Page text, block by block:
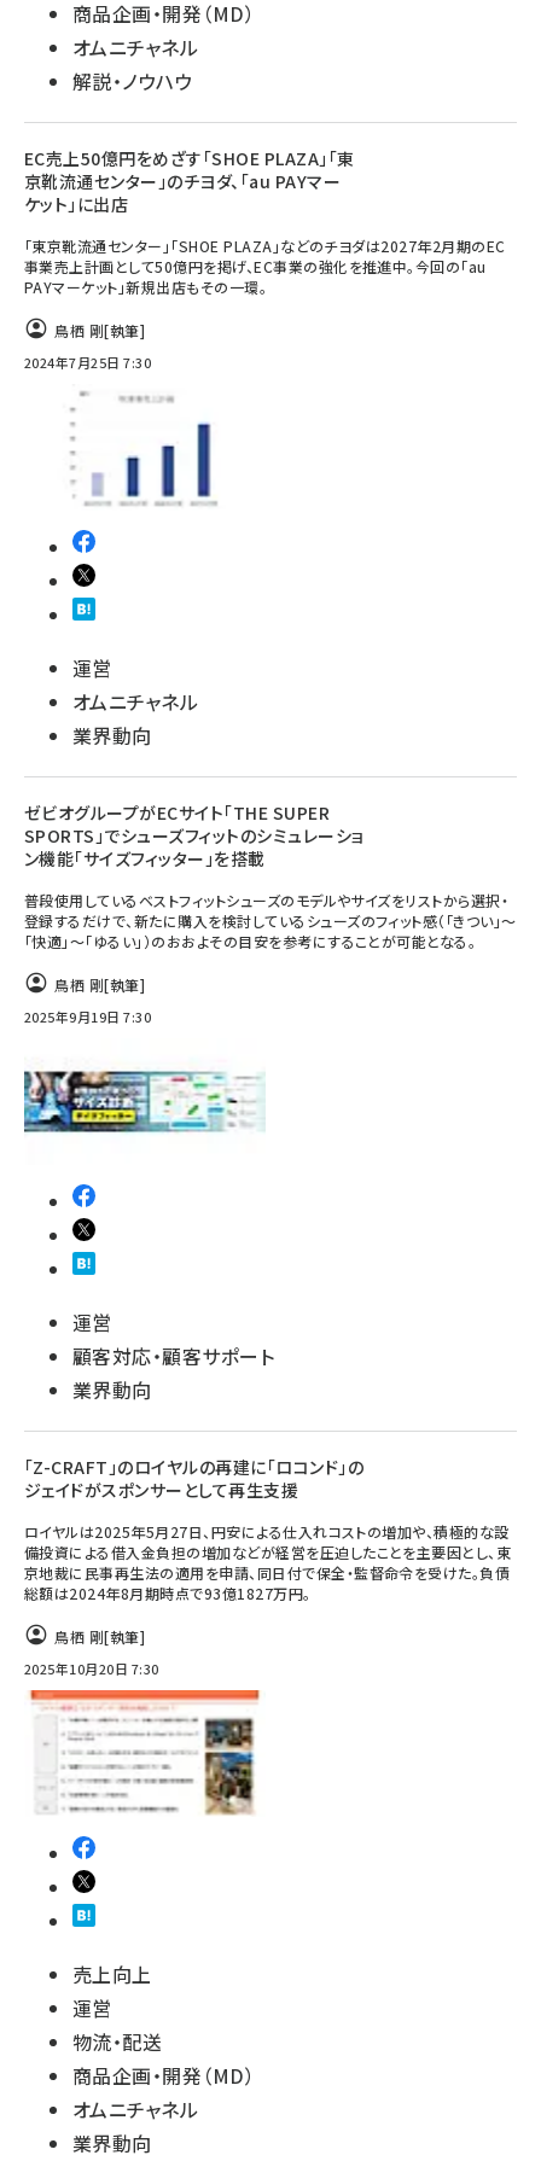
商品企画・開発（MD）
オムニチャネル
解説・ノウハウ
EC売上50億円をめざす「SHOE PLAZA」「東
京靴流通センター」のチヨダ、「au PAYマー
ケット」に出店
「東京靴流通センター」「SHOE PLAZA」などのチヨダは2027年2月期のEC
事業売上計画として50億円を掲げ、EC事業の強化を推進中。今回の「au
PAYマーケット」新規出店もその一環。
鳥栖 剛[執筆]
2024年7月25日 7:30
運営
オムニチャネル
業界動向
ゼビオグループがECサイト「THE SUPER
SPORTS」でシューズフィットのシミュレーショ
ン機能「サイズフィッター」を搭載
普段使用しているベストフィットシューズのモデルやサイズをリストから選択・
登録するだけで、新たに購入を検討しているシューズのフィット感（「きつい」〜
「快適」〜「ゆるい」）のおおよその目安を参考にすることが可能となる。
鳥栖 剛[執筆]
2025年9月19日 7:30
運営
顧客対応・顧客サポート
業界動向
「Z-CRAFT」のロイヤルの再建に「ロコンド」の
ジェイドがスポンサーとして再生支援
ロイヤルは2025年5月27日、円安による仕入れコストの増加や、積極的な設
備投資による借入金負担の増加などが経営を圧迫したことを主要因とし、東
京地裁に民事再生法の適用を申請、同日付で保全・監督命令を受けた。負債
総額は2024年8月期時点で93億1827万円。
鳥栖 剛[執筆]
2025年10月20日 7:30
売上向上
運営
物流・配送
商品企画・開発（MD）
オムニチャネル
業界動向